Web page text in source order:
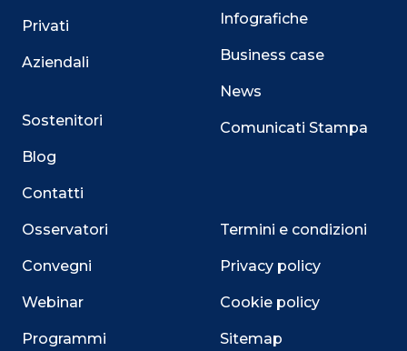
Privati
Aziendali
Sostenitori
Blog
Contatti
Osservatori
Convegni
Webinar
Programmi
Infografiche
Business case
News
Comunicati Stampa
Termini e condizioni
Privacy policy
Cookie policy
Sitemap